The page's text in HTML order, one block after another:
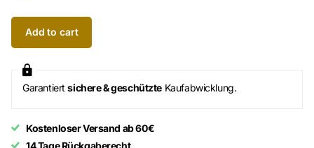
Add to cart
Garantiertsichere & geschützte Kaufabwicklung.
Kostenloser Versand ab 60€
14 Tage Rückgaberecht